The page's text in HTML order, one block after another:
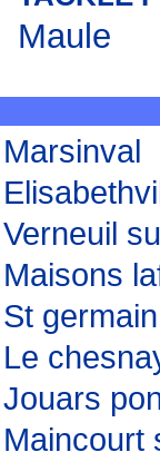
Maule
Marsinval
Verneuil
Maisons
St
Le
Jouars
Maincourt